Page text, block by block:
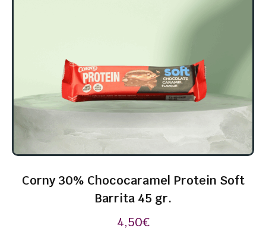
Corny 30% Chococaramel Protein Soft
Barrita 45 gr.
4,50€